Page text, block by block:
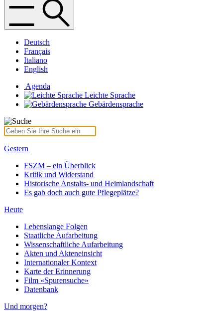
Deutsch
Français
Italiano
English
Agenda
Leichte Sprache
Gebärdensprache
Gestern
FSZM – ein Überblick
Kritik und Widerstand
Historische Anstalts- und Heimlandschaft
Es gab doch auch gute Pflegeplätze?
Heute
Lebenslange Folgen
Staatliche Aufarbeitung
Wissenschaftliche Aufarbeitung
Akten und Akteneinsicht
Internationaler Kontext
Karte der Erinnerung
Film «Spurensuche»
Datenbank
Und morgen?